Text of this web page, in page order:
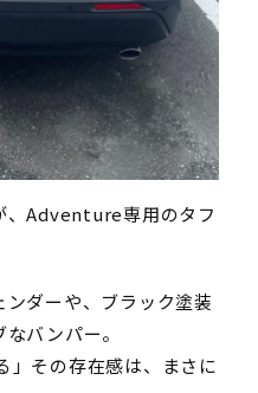
、Adventure専用のタフ
ダーや、ブラック塗装
バンパー。
」その存在感は、まさに